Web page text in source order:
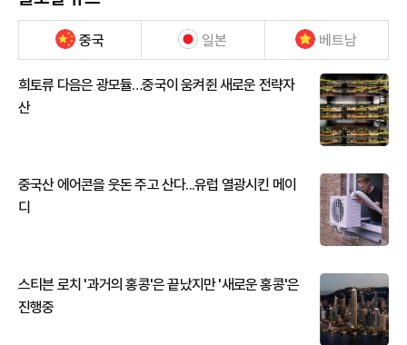
중국 일본 베트남
희토류 다음은 광모듈…중국이 움켜쥔 새로운 전략자
산
중국산 에어콘을 웃돈 주고 산다...유럽 열광시킨 메이
디
스티븐 로치 '과거의 홍콩'은 끝났지만 '새로운 홍콩'은
진행중